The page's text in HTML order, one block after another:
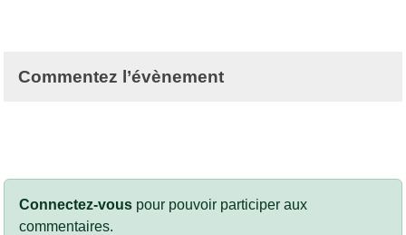
Commentez l’évènement
Connectez-vous pour pouvoir participer aux
commentaires.